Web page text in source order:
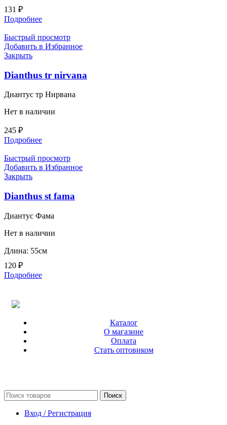
131 ₽
Подробнее
Быстрый просмотр
Добавить в Избранное
Закрыть
Dianthus tr nirvana
Диантус тр Нирвана
Нет в наличии
245 ₽
Подробнее
Быстрый просмотр
Добавить в Избранное
Закрыть
Dianthus st fama
Диантус Фама
Нет в наличии
Длина: 55см
120 ₽
Подробнее
Каталог
О магазине
Оплата
Стать оптовиком
Поиск
Вход / Регистрация